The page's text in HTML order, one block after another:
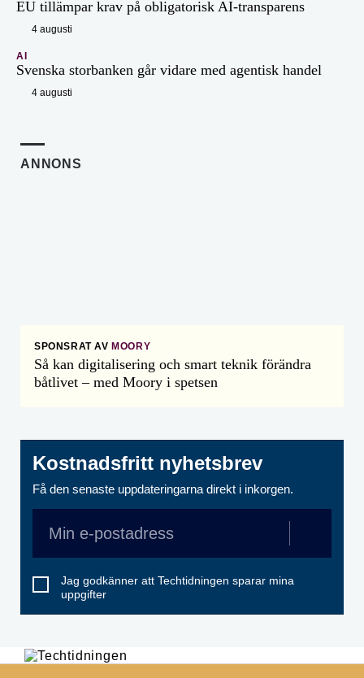
EU tillämpar krav på obligatorisk AI-transparens
4 augusti
AI
Svenska storbanken går vidare med agentisk handel
4 augusti
ANNONS
SPONSRAT AV MOORY
Så kan digitalisering och smart teknik förändra
båtlivet – med Moory i spetsen
Kostnadsfritt nyhetsbrev
Få den senaste uppdateringarna direkt i inkorgen.
Jag godkänner att Techtidningen sparar mina
uppgifter